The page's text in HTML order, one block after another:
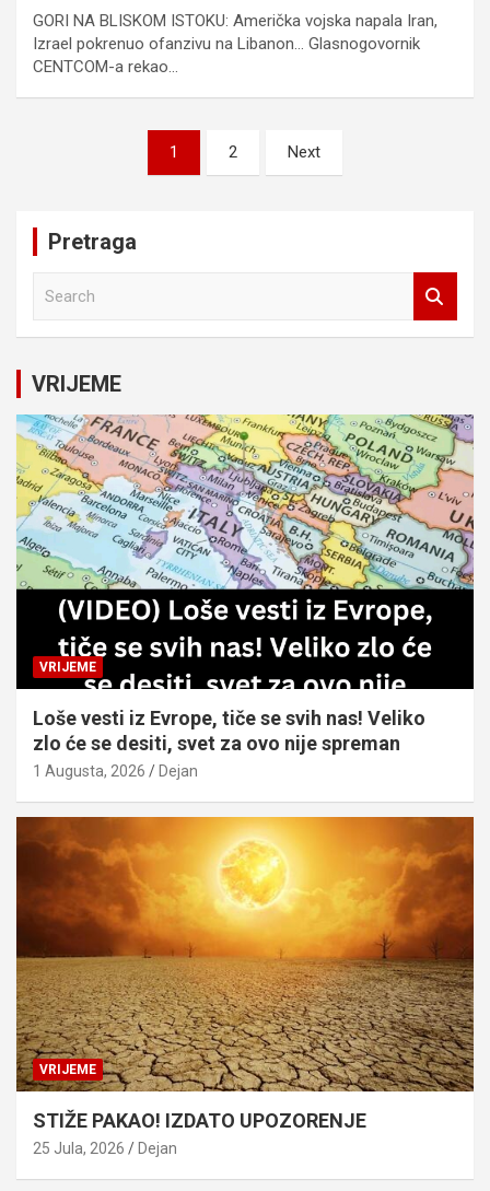
GORI NA BLISKOM ISTOKU: Američka vojska napala Iran,
Izrael pokrenuo ofanzivu na Libanon… Glasnogovornik
CENTCOM-a rekao…
1 2 Next
Pretraga
c
h
VRIJEME
VRIJEME
Loše vesti iz Evrope, tiče se svih nas! Veliko
zlo će se desiti, svet za ovo nije spreman
1 Augusta, 2026 Dejan
VRIJEME
STIŽE PAKAO! IZDATO UPOZORENJE
25 Jula, 2026 Dejan